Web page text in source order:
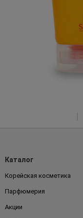
Каталог
Корейская косметика
Парфюмерия
Акции